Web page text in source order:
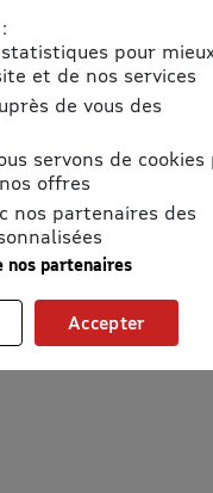
pour
et de nos services
de vous des
servons de cookies
offres
nos partenaires des
nos partenaires
Accepter